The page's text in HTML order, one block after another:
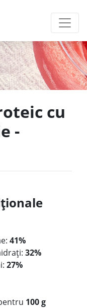
cu
-
41%
32%
27%
100 g